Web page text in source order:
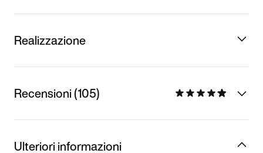
Realizzazione
Recensioni (105)
Ulteriori informazioni